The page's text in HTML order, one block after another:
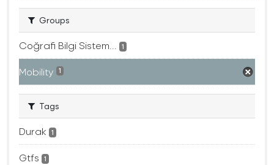
Groups
Coğrafi Bilgi Sistem... 1
Mobility 1
Tags
Durak 1
Gtfs 1